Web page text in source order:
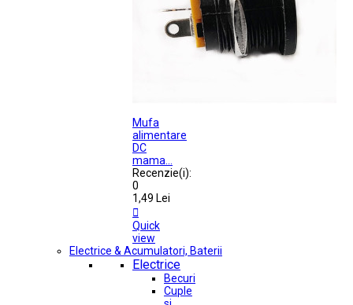
Mufa
alimentare
DC
mama...
Recenzie(i):
0
1,49 Lei

Quick
view
Electrice & Acumulatori, Baterii
Electrice
Becuri
Cuple